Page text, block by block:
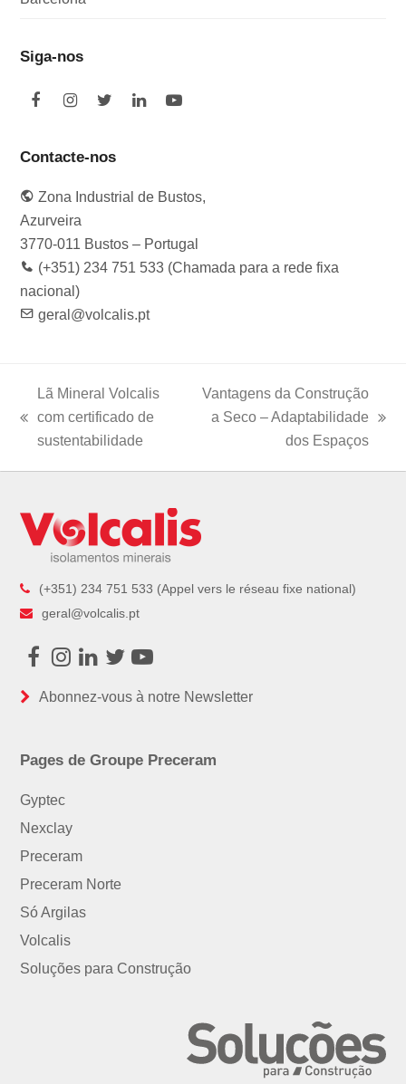
Siga-nos
F
e
o
o
k
I
t
g
r
a
m
T
t
e
r
L
d
I
Y
b
e
Contacte-nos
Zona Industrial de Bustos,
Azurveira
3770-011 Bustos – Portugal
(+351) 234 751 533 (Chamada para a rede fixa
nacional)
geral@volcalis.pt
Lã Mineral Volcalis
com certificado de
sustentabilidade
Vantagens da Construção
a Seco – Adaptabilidade
dos Espaços
(+351) 234 751 533 (Appel vers le réseau fixe national)
geral@volcalis.pt
Facebook
Instagram
LinkedIn
TwitterYoutube
Abonnez-vous à notre Newsletter
Pages de Groupe Preceram
Gyptec
Nexclay
Preceram
Preceram Norte
Só Argilas
Volcalis
Soluções para Construção